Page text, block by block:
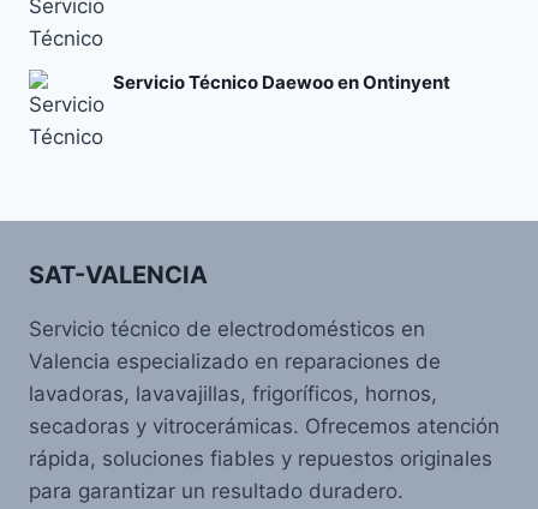
Servicio Técnico Daewoo en Ontinyent
SAT-VALENCIA
Servicio técnico de electrodomésticos en
Valencia especializado en reparaciones de
lavadoras, lavavajillas, frigoríficos, hornos,
secadoras y vitrocerámicas. Ofrecemos atención
rápida, soluciones fiables y repuestos originales
para garantizar un resultado duradero.